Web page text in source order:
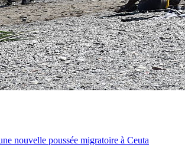
nouvelle poussée migratoire à Ceuta